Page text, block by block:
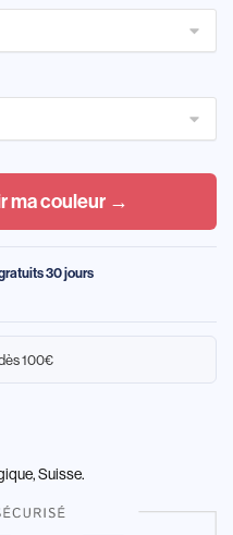
ma couleur →
30 jours
100€
Suisse.